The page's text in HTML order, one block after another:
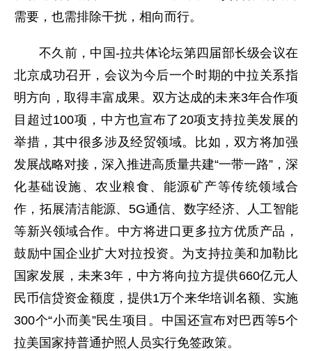
需要，也需排除干扰，相向而行。
不久前，中国-拉共体论坛第四届部长级会议在
北京成功召开，会议为今后一个时期的中拉关系指
明方向，取得丰富成果。双方达成的未来3年合作项
目超过100项，中方也宣布了20项支持拉美发展的
举措，其中很多涉及经贸领域。比如，双方将加强
发展战略对接，深入推进高质量共建“一带一路”，深
化基础设施、农业粮食、能源矿产等传统领域合
作，拓展清洁能源、5G通信、数字经济、人工智能
等新兴领域合作。中方将进口更多拉方优质产品，
鼓励中国企业扩大对拉投资。为支持拉美和加勒比
国家发展，未来3年，中方将向拉方提供660亿元人
民币信贷资金额度，提供1万个来华培训名额、实施
300个“小而美”民生项目。中国还宣布对巴西等5个
拉美国家持普通护照人员实行免签政策。